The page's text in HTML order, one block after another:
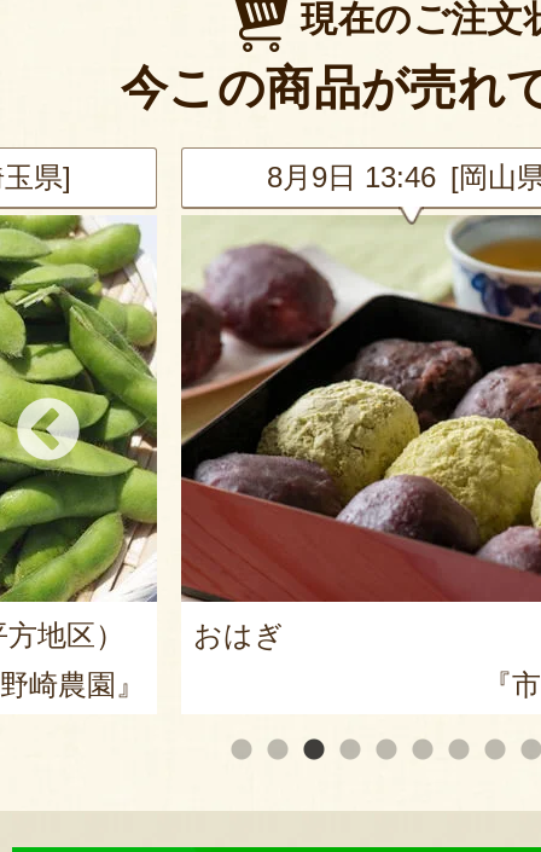
現在のご注文
今この商品が売れ
県]
地区）
崎農園』
8月9日 13:46 [岡山
おはぎ
『